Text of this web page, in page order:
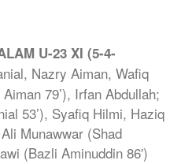
U-23 XI (5-4-
Nazry Aiman, Wafiq
79’), Irfan Abdullah;
53’), Syafiq Hilmi, Haziq
Munawwar (Shad
(Bazli Aminuddin 86′)